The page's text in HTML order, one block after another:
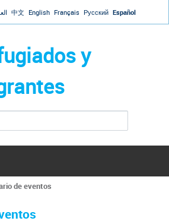
Jump to navigation
中文 English Français Русский Español
y
de eventos